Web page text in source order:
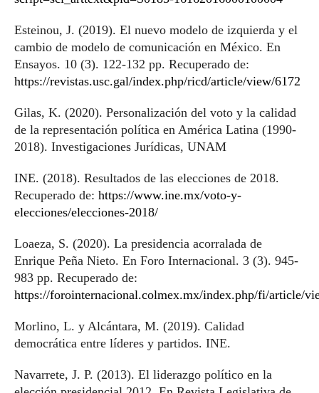
Esteinou, J. (2019). El nuevo modelo de izquierda y el
cambio de modelo de comunicación en México. En
Ensayos. 10 (3). 122-132 pp. Recuperado de:
https://revistas.usc.gal/index.php/ricd/article/view/6172
Gilas, K. (2020). Personalización del voto y la calidad
de la representación política en América Latina (1990-
2018). Investigaciones Jurídicas, UNAM
INE. (2018). Resultados de las elecciones de 2018.
Recuperado de: https://www.ine.mx/voto-y-
elecciones/elecciones-2018/
Loaeza, S. (2020). La presidencia acorralada de
Enrique Peña Nieto. En Foro Internacional. 3 (3). 945-
983 pp. Recuperado de:
https://forointernacional.colmex.mx/index.php/fi/article/
Morlino, L. y Alcántara, M. (2019). Calidad
democrática entre líderes y partidos. INE.
Navarrete, J. P. (2013). El liderazgo político en la